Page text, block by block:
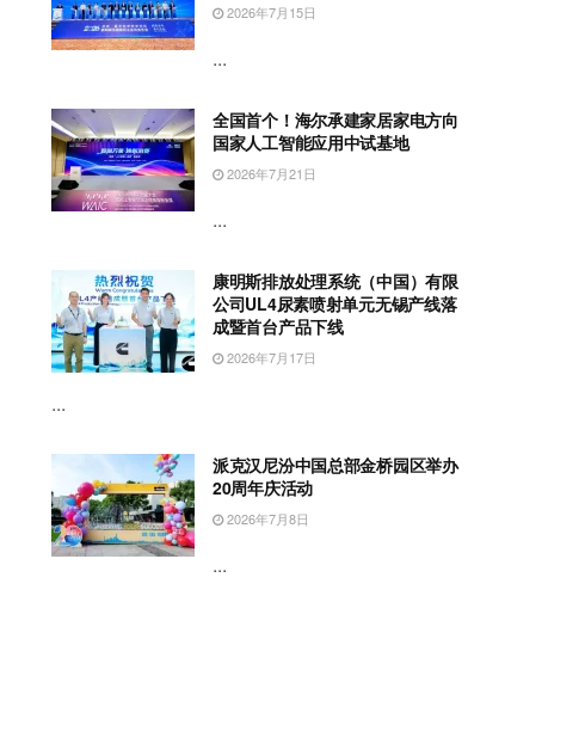
2026年7月15日
...
全国首个！海尔承建家居家电方向
国家人工智能应用中试基地
2026年7月21日
...
康明斯排放处理系统（中国）有限
公司UL4尿素喷射单元无锡产线落
成暨首台产品下线
2026年7月17日
...
派克汉尼汾中国总部金桥园区举办
20周年庆活动
2026年7月8日
...